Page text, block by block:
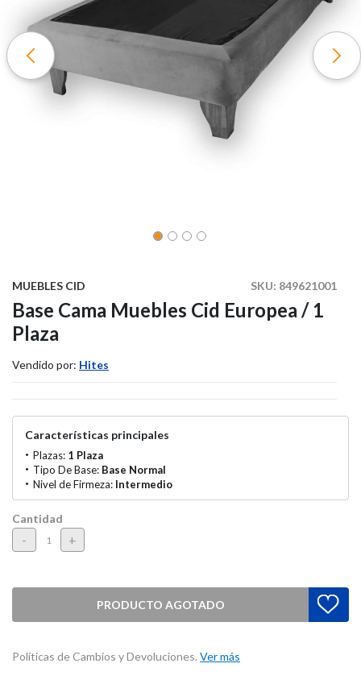
SKU: 849621001
MUEBLES CID
Base Cama Muebles Cid Europea / 1
Plaza
Vendido por: Hites
Características principales
Plazas: 1 Plaza
Tipo De Base: Base Normal
Nivel de Firmeza: Intermedio
Cantidad
- +
PRODUCTO AGOTADO
Políticas de Cambios y Devoluciones. Ver más